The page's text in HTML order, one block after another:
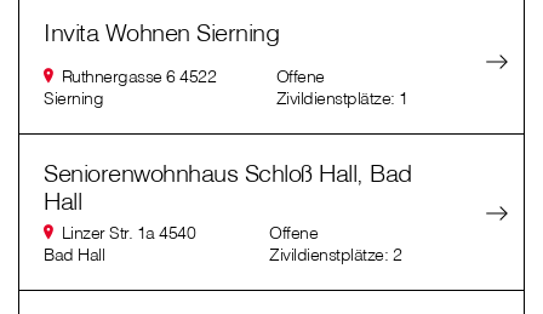
Invita Wohnen Sierning
Ruthnergasse 6 4522
Sierning
Offene
Zivildienstplätze: 1
Seniorenwohnhaus Schloß Hall, Bad
Hall
Linzer Str. 1a 4540
Bad Hall
Offene
Zivildienstplätze: 2